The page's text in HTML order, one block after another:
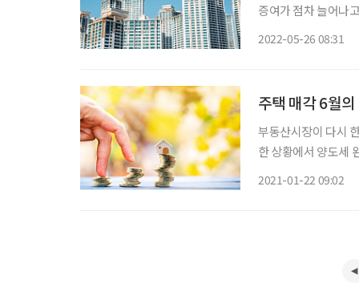
증여가 점차 늘어나
2022-05-26 08:31
주택 매각 6월
부동산시장이 다시
한 상황에서 양도세
2021-01-22 09:02